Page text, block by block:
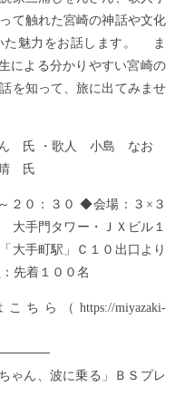
て触れた宮崎の神話や文化
た魅力をお話します。 ま
による分かりやすい宮崎の
を知って、旅に出てみませ
ん 氏 ・歌人 小島 なお
氏
２０：３０ ◆会場：３×３
大手門タワー・ＪＸビル１
町駅」Ｃ１０出口より
先着１００名
ら（https://miyazaki-
ゃん、波に乗る」ＢＳプレ